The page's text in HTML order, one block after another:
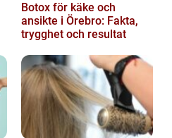
Botox för käke och
ansikte i Örebro: Fakta,
trygghet och resultat